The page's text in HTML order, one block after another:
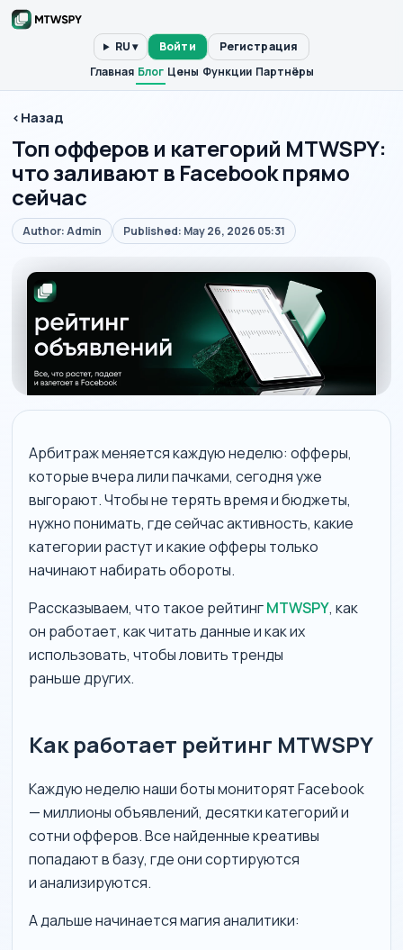
Главная Блог Цены Функции Партнёры
RU ▾ Войти Регистрация
‹Назад
Топ офферов и категорий MTWSPY:
что заливают в Facebook прямо
сейчас
Author: Admin Published: May 26, 2026 05:31
Арбитраж меняется каждую неделю: офферы,
которые вчера лили пачками, сегодня уже
выгорают. Чтобы не терять время и бюджеты,
нужно понимать, где сейчас активность, какие
категории растут и какие офферы только
начинают набирать обороты.
Рассказываем, что такое рейтингMTWSPY, как
он работает, как читать данные и как их
использовать, чтобы ловить тренды
раньше других.
Как работает рейтинг MTWSPY
Каждую неделю наши боты мониторят Facebook
— миллионы объявлений, десятки категорий и
сотни офферов. Все найденные креативы
попадают в базу, где они сортируются
и анализируются.
А дальше начинается магия аналитики: